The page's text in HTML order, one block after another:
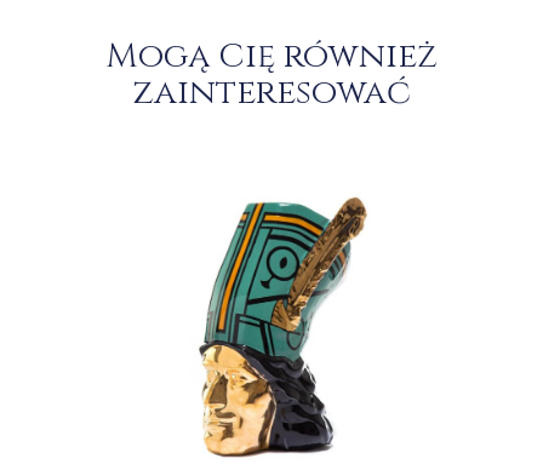
Mogą Cię również
zainteresować